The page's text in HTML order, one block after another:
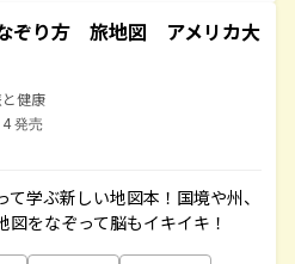
ぞり方 旅地図 アメリカ大
健康
発売
学ぶ新しい地図本！国境や州、
をなぞって脳もイキイキ！